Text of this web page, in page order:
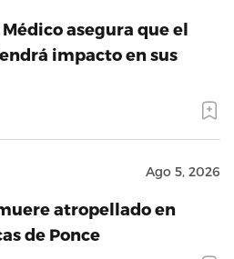
asegura que el
impacto en sus
Ago 5, 2026
atropellado en
de Ponce